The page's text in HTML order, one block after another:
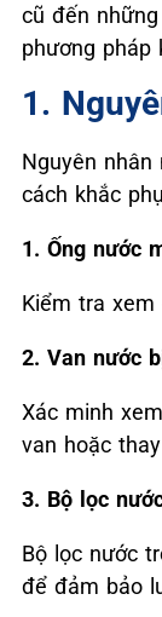
cũ đến
phương pháp
1.
Nguyên
cách khắc
1. Ống nước
Kiểm tra
2. Van nước
Xác minh
van hoặc
3. Bộ lọc
Bộ lọc nước
để đảm bảo